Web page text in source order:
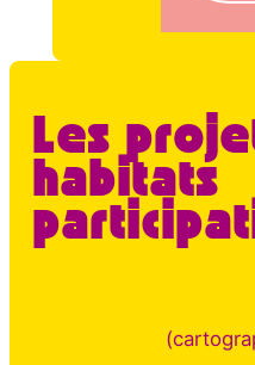
Les
habitats